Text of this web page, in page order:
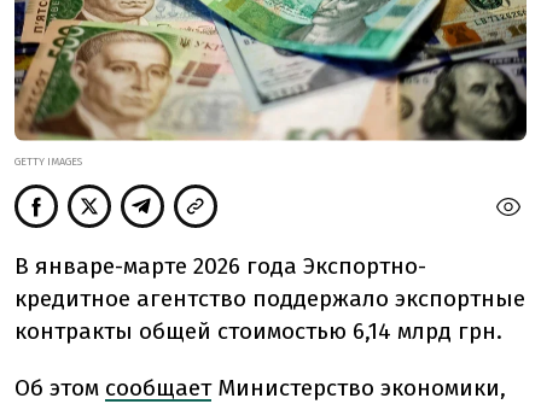
GETTY IMAGES
В январе-марте 2026 года Экспортно-
кредитное агентство поддержало экспортные
контракты общей стоимостью 6,14 млрд грн.
Об этом сообщает Министерство экономики,